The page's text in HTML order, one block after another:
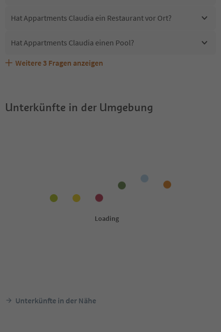
Hat Appartments Claudia ein Restaurant vor Ort?
Hat Appartments Claudia einen Pool?
Sind Haustiere in der Unterkunft Appartments Claudia
Welche Services bietet Appartments Claudia?
Erhalten die Gäste von Appartments Claudia einen
Weitere 3 Fragen anzeigen
Unterkünfte in der Umgebung
Unterkünfte in der Nähe